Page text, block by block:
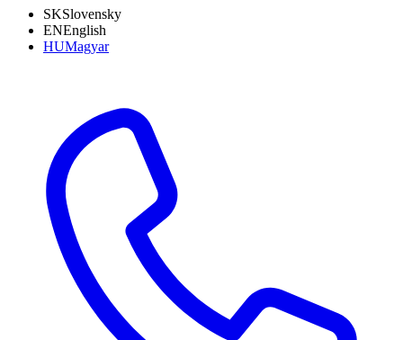
SKSlovensky
ENEnglish
HUMagyar